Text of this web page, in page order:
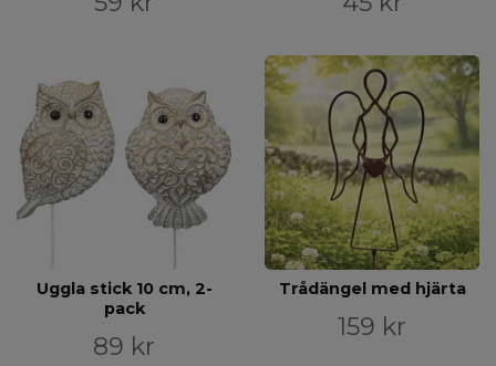
Uggla stick 10 cm, 2-
pack
89 kr
Trådängel med hjärta
159 kr